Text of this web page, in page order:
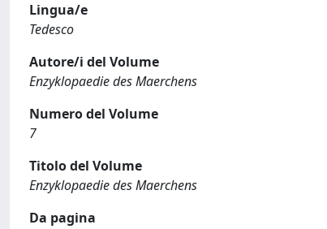
Lingua/e
Tedesco
Autore/i del Volume
Enzyklopaedie des Maerchens
Numero del Volume
7
Titolo del Volume
Enzyklopaedie des Maerchens
Da pagina